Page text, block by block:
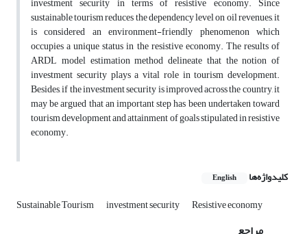
sustainable tourism reduces the dependency level on oil revenues, it
is considered an environment-friendly phenomenon which
occupies a unique status in the resistive economy. The results of
ARDL model estimation method delineate that the notion of
investment security plays a vital role in tourism development.
Besides, if the investment security is improved across the country, it
may be argued that an important step has been undertaken toward
tourism development and attainment of goals stipulated in resistive
economy.
کلیدواژه‌ها English
Sustainable Tourism investment security Resistive economy